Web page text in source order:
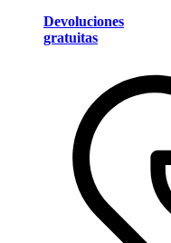
Devoluciones
gratuitas